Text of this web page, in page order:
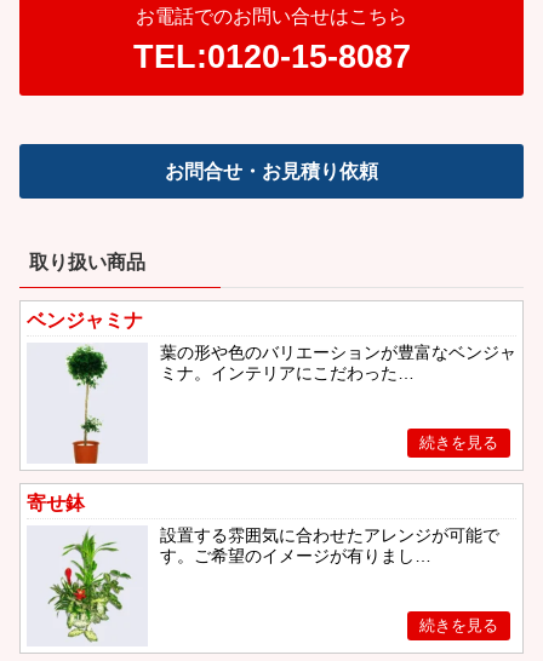
お電話でのお問い合せはこちら
TEL:0120-15-8087
お問合せ・お見積り依頼
取り扱い商品
ベンジャミナ
葉の形や色のバリエーションが豊富なベンジャ
ミナ。インテリアにこだわった…
寄せ鉢
設置する雰囲気に合わせたアレンジが可能で
す。ご希望のイメージが有りまし…